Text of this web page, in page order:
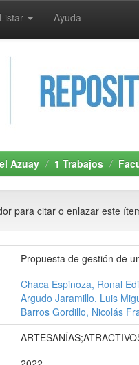
Listar Ayuda
Azuay 1 Trabajos
para citar o enlazar este
Propuesta de gestión de
Chaca Espinoza, Ronal
Argudo Jaramillo, Luis
Barros Gordillo, Nicolás